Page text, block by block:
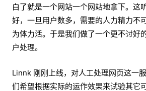
白了就是一个网站一个网站地拿下。这
好，一旦用户数多，需要的人力精力不
为体力活。于是我们做了一个更不讨好
户处理。
Linnk 刚刚上线，对人工处理网页这一
们希望根据实际的运作效果来试验其它